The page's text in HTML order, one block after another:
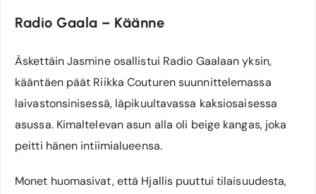
Radio Gaala – Käänne
Äskettäin Jasmine osallistui Radio Gaalaan yksin,
kääntäen päät Riikka Couturen suunnittelemassa
laivastonsinisessä, läpikuultavassa kaksiosaisessa
asussa. Kimaltelevan asun alla oli beige kangas, joka
peitti hänen intiimialueensa.
Monet huomasivat, että Hjallis puuttui tilaisuudesta,